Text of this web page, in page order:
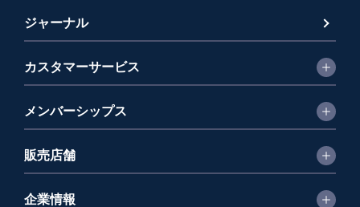
ジャーナル
カスタマーサービス
メンバーシップス
販売店舗
企業情報